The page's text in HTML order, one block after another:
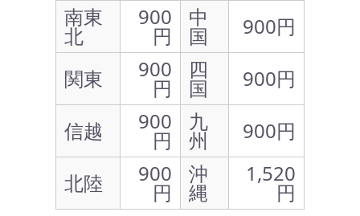
南東
北
900
円
中
国
900円
関東
900
円
四
国
900円
信越
900
円
九
州
900円
北陸
900
円
沖
縄
1,520
円